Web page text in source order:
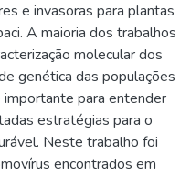
e invasoras para plantas
A maioria dos trabalhos
molecular dos
genética das populações
para entender
estratégias para o
Neste trabalho foi
encontrados em